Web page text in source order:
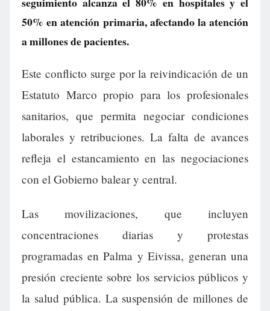
50% en atención primaria, afectando la atención
a millones de pacientes.
Este conflicto surge por la reivindicación de un
Estatuto Marco propio para los profesionales
sanitarios, que permita negociar condiciones
laborales y retribuciones. La falta de avances
refleja el estancamiento en las negociaciones
con el Gobierno balear y central.
Las movilizaciones, que incluyen
concentraciones diarias y protestas
programadas en Palma y Eivissa, generan una
presión creciente sobre los servicios públicos y
la salud pública. La suspensión de millones de